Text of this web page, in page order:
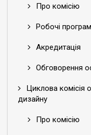
Про комісію
Робочі
Акредитація
Обговорення
Циклова комісія
дизайну
Про комісію